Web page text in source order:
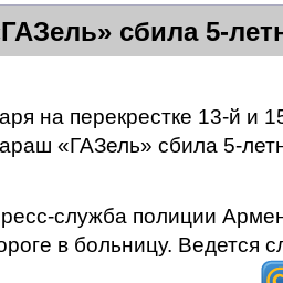
сбила 5-
на перекрестке 13-й и
«ГАЗель» сбила 5-
служба полиции
в больницу. Ведется